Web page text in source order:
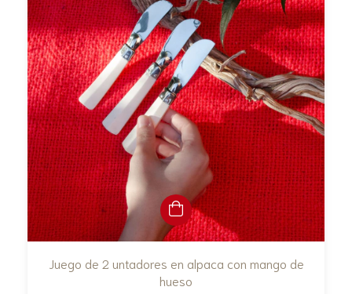
Juego de 2 untadores en alpaca con mango de
hueso